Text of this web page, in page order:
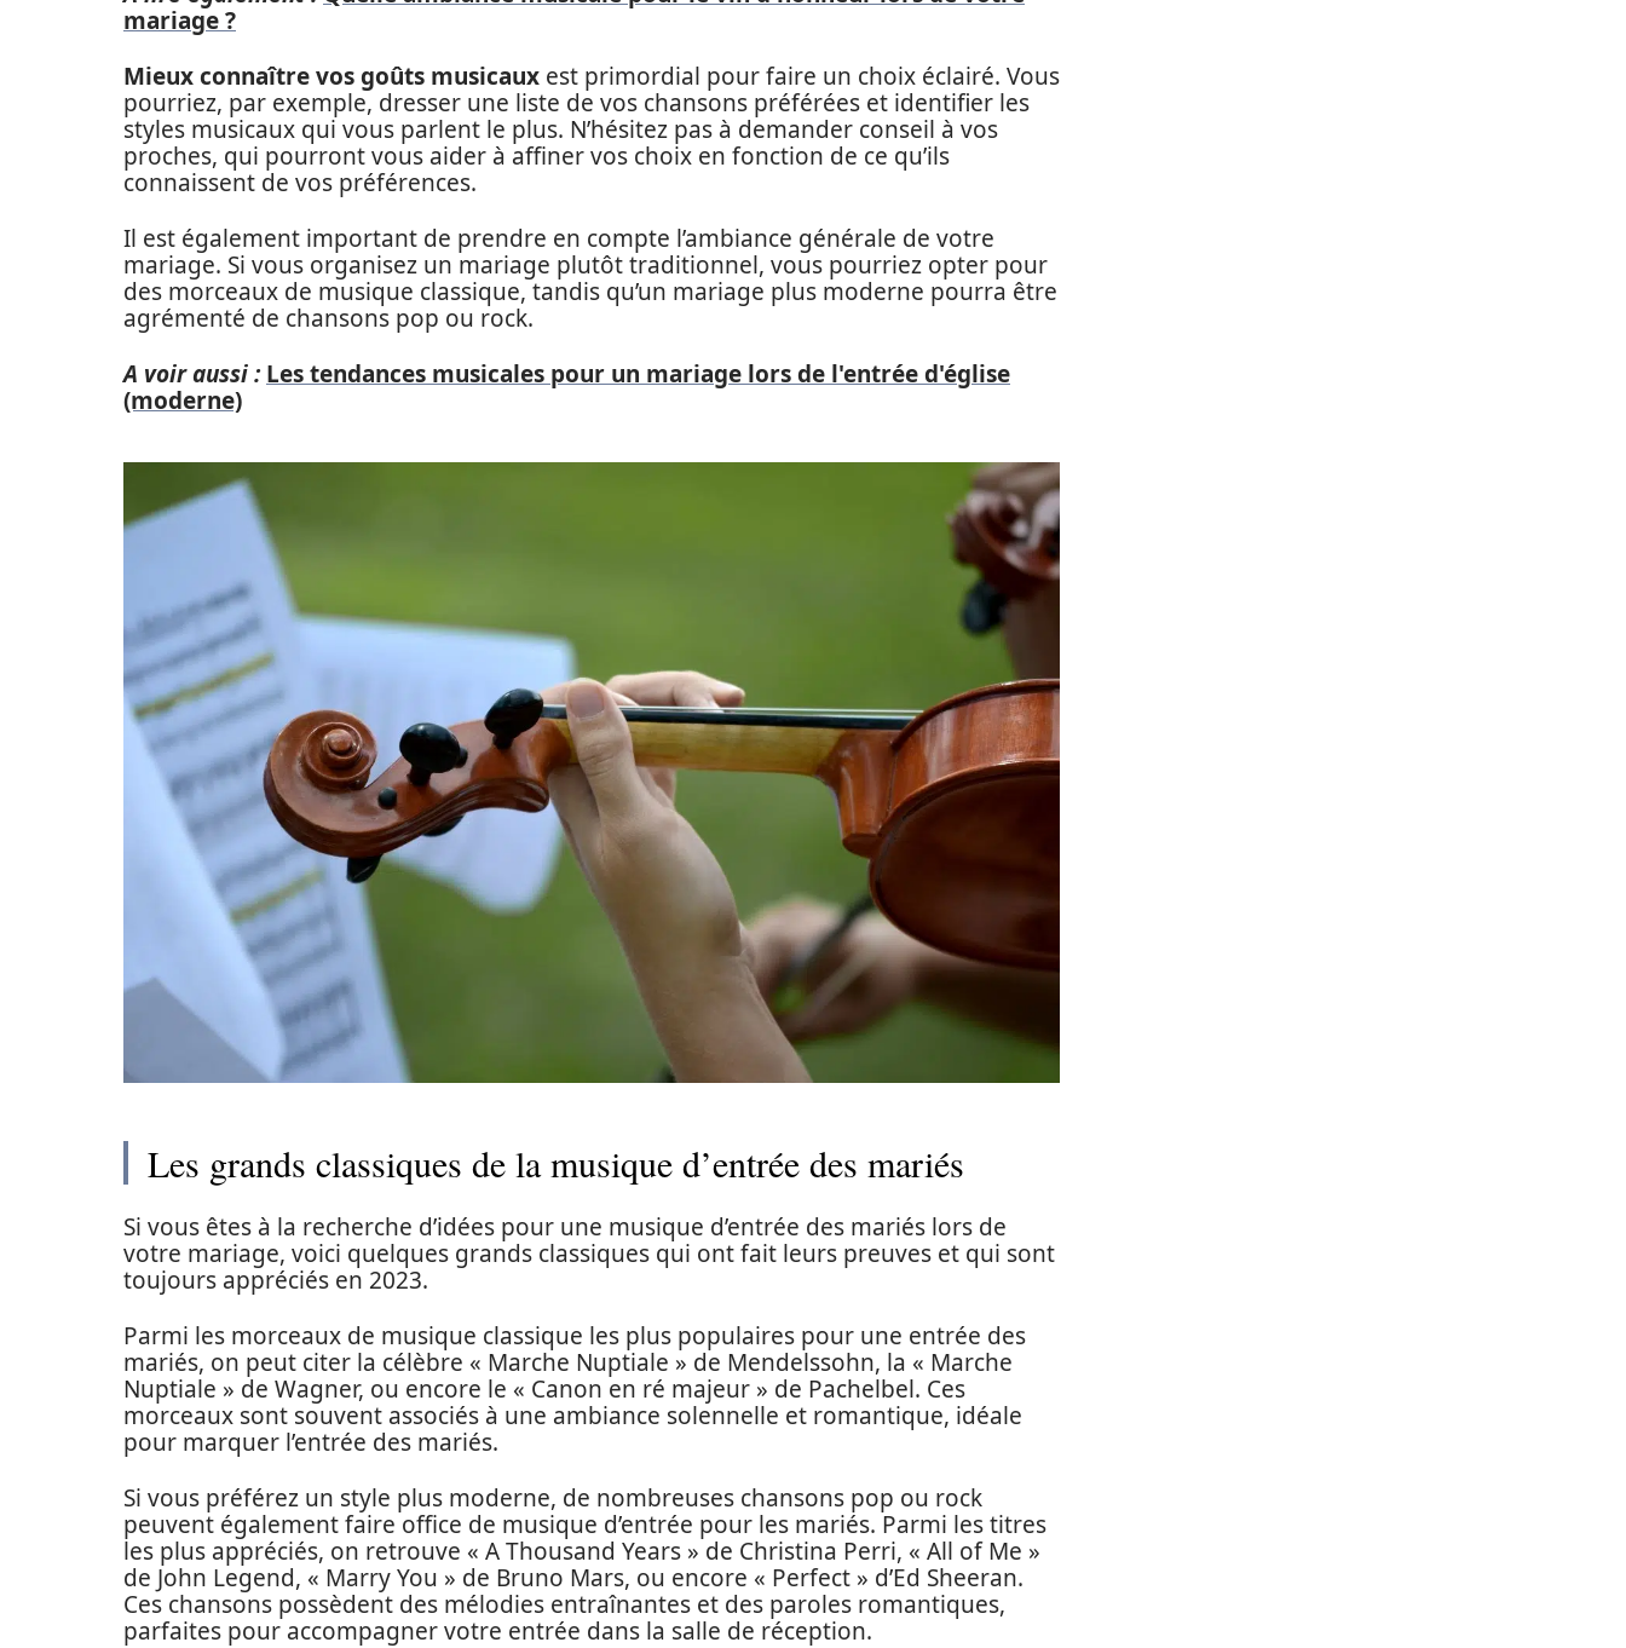
mariage ?
Mieux connaître vos goûts musicaux est primordial pour faire un choix éclairé. Vous
pourriez, par exemple, dresser une liste de vos chansons préférées et identifier les
styles musicaux qui vous parlent le plus. N’hésitez pas à demander conseil à vos
proches, qui pourront vous aider à affiner vos choix en fonction de ce qu’ils
connaissent de vos préférences.
Il est également important de prendre en compte l’ambiance générale de votre
mariage. Si vous organisez un mariage plutôt traditionnel, vous pourriez opter pour
des morceaux de musique classique, tandis qu’un mariage plus moderne pourra être
agrémenté de chansons pop ou rock.
A voir aussi : Les tendances musicales pour un mariage lors de l'entrée d'église
(moderne)
Les grands classiques de la musique d’entrée des mariés
Si vous êtes à la recherche d’idées pour une musique d’entrée des mariés lors de
votre mariage, voici quelques grands classiques qui ont fait leurs preuves et qui sont
toujours appréciés en 2023.
Parmi les morceaux de musique classique les plus populaires pour une entrée des
mariés, on peut citer la célèbre « Marche Nuptiale » de Mendelssohn, la « Marche
Nuptiale » de Wagner, ou encore le « Canon en ré majeur » de Pachelbel. Ces
morceaux sont souvent associés à une ambiance solennelle et romantique, idéale
pour marquer l’entrée des mariés.
Si vous préférez un style plus moderne, de nombreuses chansons pop ou rock
peuvent également faire office de musique d’entrée pour les mariés. Parmi les titres
les plus appréciés, on retrouve « A Thousand Years » de Christina Perri, « All of Me »
de John Legend, « Marry You » de Bruno Mars, ou encore « Perfect » d’Ed Sheeran.
Ces chansons possèdent des mélodies entraînantes et des paroles romantiques,
parfaites pour accompagner votre entrée dans la salle de réception.